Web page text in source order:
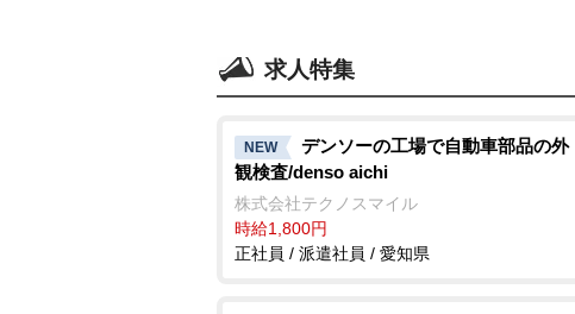
求人特集
NEW
デンソーの工場で自動車部品の外
観検査/denso aichi
株式会社テクノスマイル
時給1,800円
正社員 / 派遣社員 / 愛知県